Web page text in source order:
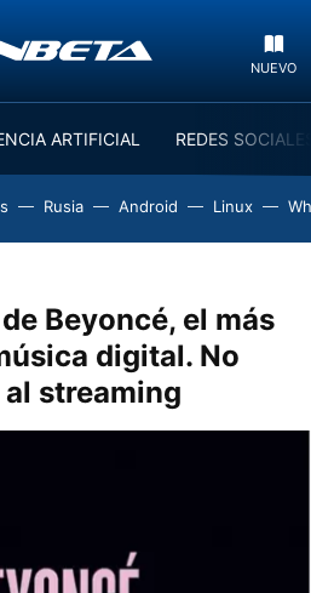
NUEVO
ARTIFICIAL REDES
Rusia Android Linux
Beyoncé, el más
digital. No
streaming